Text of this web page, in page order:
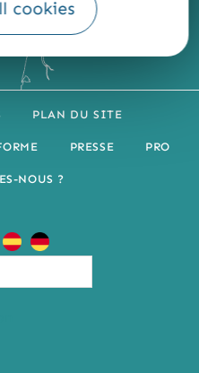
cookies
PLAN DU SITE
PRESSE PRO
NOUS ?